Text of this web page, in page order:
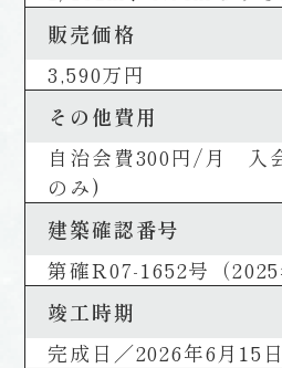
販売価格
3,590万円
その他費用
自治会費300円/月 入
のみ)
建築確認番号
第確R07-1652号（2025
竣工時期
完成日／2026年6月15